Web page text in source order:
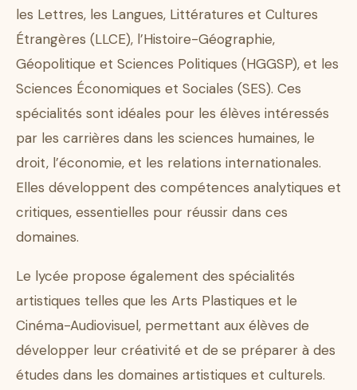
les Lettres, les Langues, Littératures et Cultures
Étrangères (LLCE), l’Histoire-Géographie,
Géopolitique et Sciences Politiques (HGGSP), et les
Sciences Économiques et Sociales (SES). Ces
spécialités sont idéales pour les élèves intéressés
par les carrières dans les sciences humaines, le
droit, l’économie, et les relations internationales.
Elles développent des compétences analytiques et
critiques, essentielles pour réussir dans ces
domaines.
Le lycée propose également des spécialités
artistiques telles que les Arts Plastiques et le
Cinéma-Audiovisuel, permettant aux élèves de
développer leur créativité et de se préparer à des
études dans les domaines artistiques et culturels.